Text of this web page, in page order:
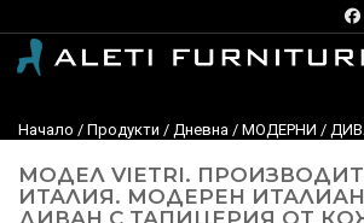
Начало / Продукти / Дневна / МОДЕРНИ /
МОДЕЛ VIETRI.
ИТАЛИЯ. МОДЕРЕН
ДИВАН С ТАПИЦЕРИЯ ОТ